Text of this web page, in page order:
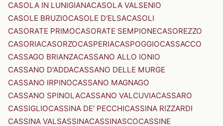
CASOLA IN LUNIGIANACASOLA VALSENIO
CASOLE BRUZIOCASOLE D'ELSACASOLI
CASORATE PRIMOCASORATE SEMPIONECASOREZZO
CASORIACASORZOCASPERIACASPOGGIOCASSACCO
CASSAGO BRIANZACASSANO ALLO IONIO
CASSANO D'ADDACASSANO DELLE MURGE
CASSANO IRPINOCASSANO MAGNAGO
CASSANO SPINOLACASSANO VALCUVIACASSARO
CASSIGLIOCASSINA DE' PECCHICASSINA RIZZARDI
CASSINA VALSASSINACASSINASCOCASSINE